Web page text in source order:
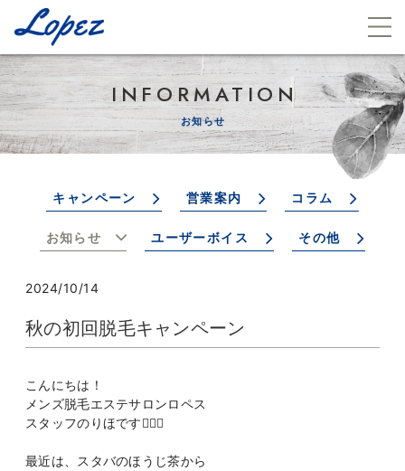
INFORMATION
お知らせ
キャンペーン 営業案内 コラム
お知らせ ユーザーボイス その他
2024/10/14
秋の初回脱毛キャンペーン
こんにちは！
メンズ脱毛エステサロンロペス
スタッフのりほです👩🏻‍⚕️
最近は、スタバのほうじ茶から